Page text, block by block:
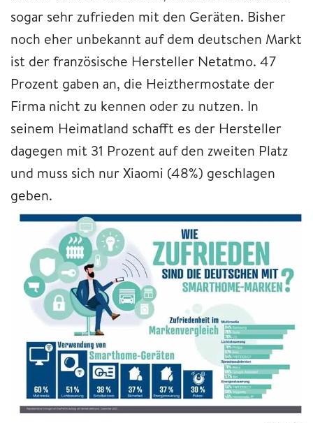
sogar sehr zufrieden mit den Geräten. Bisher
noch eher unbekannt auf dem deutschen Markt
ist der französische Hersteller Netatmo. 47
Prozent gaben an, die Heizthermostate der
Firma nicht zu kennen oder zu nutzen. In
seinem Heimatland schafft es der Hersteller
dagegen mit 31 Prozent auf den zweiten Platz
und muss sich nur Xiaomi (48%) geschlagen
geben.